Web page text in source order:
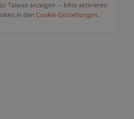
Taiwan anzeigen — bitte aktivieren
in den Cookie-Einstellungen.